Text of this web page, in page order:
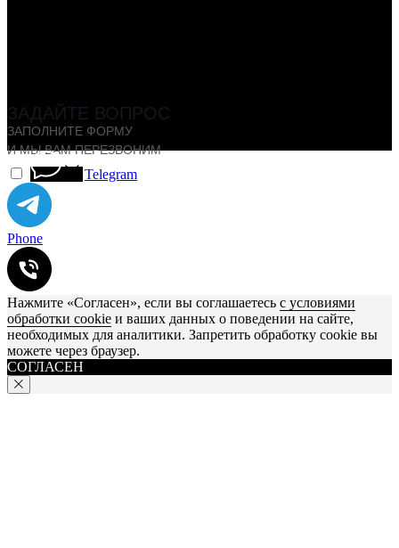
ЗАДАЙТЕ ВОПРОС
ЗАПОЛНИТЕ ФОРМУ
И МЫ ВАМ ПЕРЕЗВОНИМ
Telegram
Phone
Нажмите «Согласен», если вы соглашаетесь с условиями
обработки cookie и ваших данных о поведении на сайте,
необходимых для аналитики. Запретить обработку cookie вы
можете через браузер.
СОГЛАСЕН